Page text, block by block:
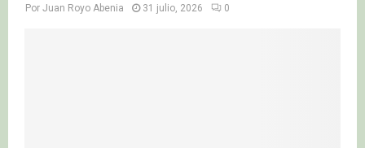
Por Juan Royo Abenia 31 julio, 2026 0